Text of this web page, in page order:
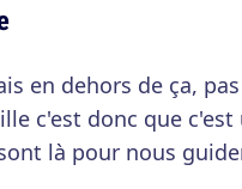
en dehors de ça, pas
c'est donc que c'est
là pour nous